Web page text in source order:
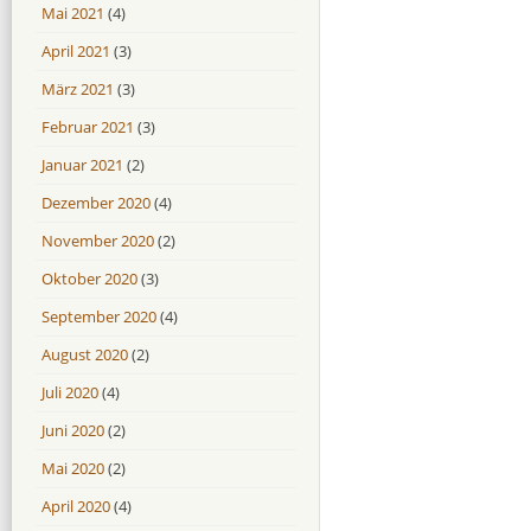
Mai 2021 (4)
April 2021 (3)
März 2021 (3)
Februar 2021 (3)
Januar 2021 (2)
Dezember 2020(4)
November 2020(2)
Oktober 2020(3)
September 2020(4)
August 2020(2)
Juli 2020(4)
Juni 2020(2)
Mai 2020(2)
April 2020(4)